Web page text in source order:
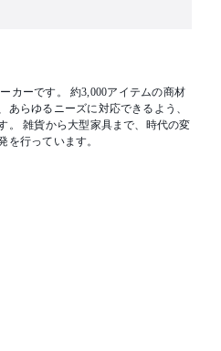
アイテムの商材
あらゆるニーズに対応できるよう、
代の変
を行っています。